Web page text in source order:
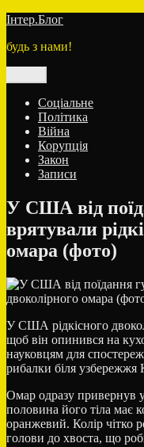
Перейти
вмісту
Інтер.Блог
будь з нами!
Соціальне
Політика
Війна
Корупція
Закон
Записи
У США від
врятували
омара (фото)
У США рідкісного
щоб він опинився на
науковцям для
рибалки біля узбережжя
Омар одразу привернув
половина його тіла має
оранжевий. Колір чітко
голови до хвоста, що